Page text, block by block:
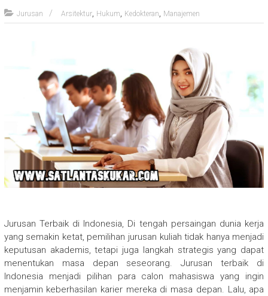
Jurusan Arsitektur, Hukum, Kedokteran, Manajemen
Jurusan Terbaik di Indonesia, Di tengah persaingan dunia kerja
yang semakin ketat, pemilihan jurusan kuliah tidak hanya menjadi
keputusan akademis, tetapi juga langkah strategis yang dapat
menentukan masa depan seseorang. Jurusan terbaik di
Indonesia menjadi pilihan para calon mahasiswa yang ingin
menjamin keberhasilan karier mereka di masa depan. Lalu, apa